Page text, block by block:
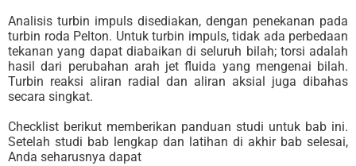
Analisis turbin impuls disediakan, dengan penekanan pada
turbin roda Pelton. Untuk turbin impuls, tidak ada perbedaan
tekanan yang dapat diabaikan di seluruh bilah; torsi adalah
hasil dari perubahan arah jet fluida yang mengenai bilah.
Turbin reaksi aliran radial dan aliran aksial juga dibahas
secara singkat.
Checklist berikut memberikan panduan studi untuk bab ini.
Setelah studi bab lengkap dan latihan di akhir bab selesai,
Anda seharusnya dapat